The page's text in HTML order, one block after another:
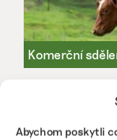
Abychom poskytli
Druhý
představí,
zemědělství